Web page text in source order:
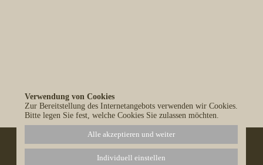
Alle Blog-Einträge anzeigen
Verwendung von Cookies
Zur Bereitstellung des Internetangebots verwenden wir Cookies.
Bitte legen Sie fest, welche Cookies Sie zulassen möchten.
Alle akzeptieren und weiter
Individuell einstellen